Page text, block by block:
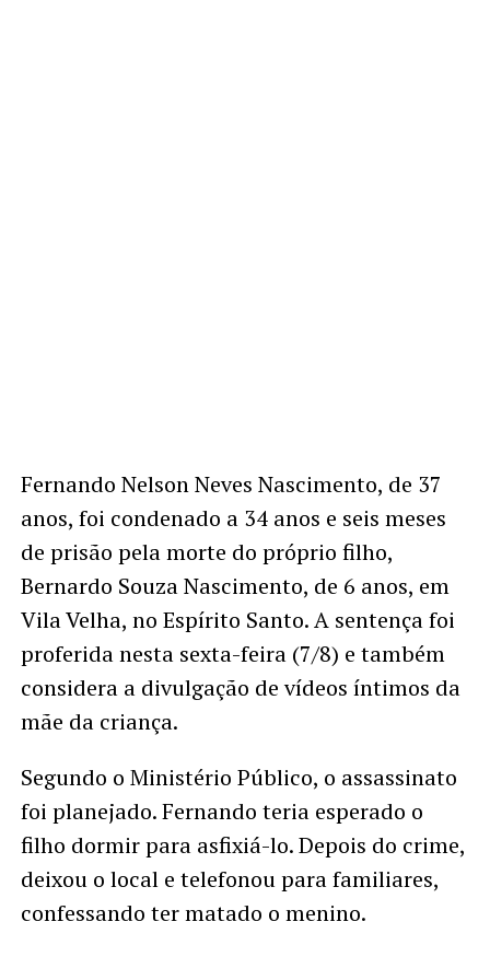
Fernando Nelson Neves Nascimento, de 37
anos, foi condenado a 34 anos e seis meses
de prisão pela morte do próprio filho,
Bernardo Souza Nascimento, de 6 anos, em
Vila Velha, no Espírito Santo. A sentença foi
proferida nesta sexta-feira (7/8) e também
considera a divulgação de vídeos íntimos da
mãe da criança.
Segundo o Ministério Público, o assassinato
foi planejado. Fernando teria esperado o
filho dormir para asfixiá-lo. Depois do crime,
deixou o local e telefonou para familiares,
confessando ter matado o menino.